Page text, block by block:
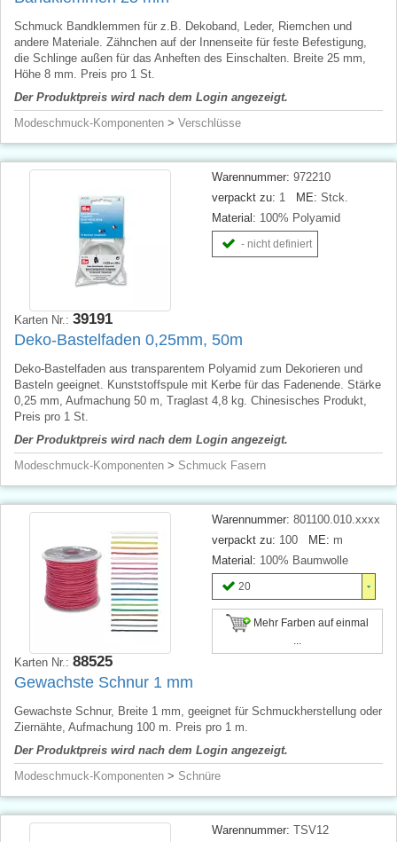
Schmuck Bandklemmen für z.B. Dekoband, Leder, Riemchen und
andere Materiale. Zähnchen auf der Innenseite für feste Befestigung,
die Schlinge außen für das Anheften des Einschalten. Breite 25 mm,
Höhe 8 mm. Preis pro 1 St.
Der Produktpreis wird nach dem Login angezeigt.
Modeschmuck-Komponenten > Verschlüsse
Warennummer: 972210
verpackt zu: 1 ME: Stck.
Material: 100% Polyamid
- nicht definiert
Karten Nr.: 39191
Deko-Bastelfaden 0,25mm, 50m
Deko-Bastelfaden aus transparentem Polyamid zum Dekorieren und
Basteln geeignet. Kunststoffspule mit Kerbe für das Fadenende. Stärke
0,25 mm, Aufmachung 50 m, Traglast 4,8 kg. Chinesisches Produkt,
Preis pro 1 St.
Der Produktpreis wird nach dem Login angezeigt.
Modeschmuck-Komponenten > Schmuck Fasern
Warennummer: 801100.010.xxxx
verpackt zu: 100 ME: m
Material: 100% Baumwolle
20
Mehr Farben auf einmal
Karten Nr.: 88525
Gewachste Schnur 1 mm
Gewachste Schnur, Breite 1 mm, geeignet für Schmuckherstellung oder
Ziernähte, Aufmachung 100 m. Preis pro 1 m.
Der Produktpreis wird nach dem Login angezeigt.
Modeschmuck-Komponenten > Schnüre
Warennummer: TSV12